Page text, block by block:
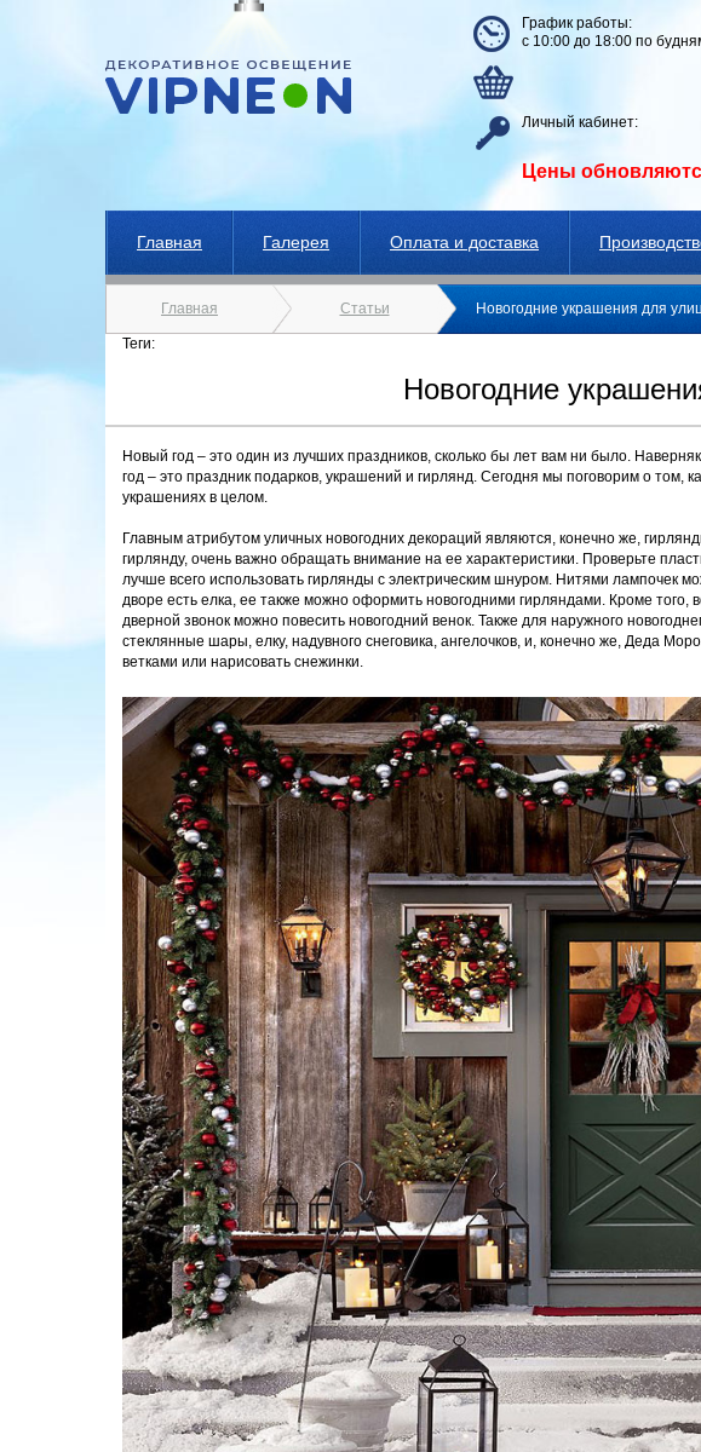
График работы:
с 10:00 до 18:00 по
Личный кабинет:
Цены
Главная Галерея Оплата и доставка
Главная Статьи Новогодние украшения для
Теги:
Новогодние
Новый год – это один из лучших праздников, сколько бы лет вам ни было.
год – это праздник подарков, украшений и гирлянд. Сегодня мы поговорим о том,
украшениях в целом.
Главным атрибутом уличных новогодних декораций являются, конечно же,
гирлянду, очень важно обращать внимание на ее характеристики. Проверьте
лучше всего использовать гирлянды с электрическим шнуром. Нитями лампочек
дворе есть елка, ее также можно оформить новогодними гирляндами. Кроме
дверной звонок можно повесить новогодний венок. Также для наружного
стеклянные шары, елку, надувного снеговика, ангелочков, и, конечно же, Деда
ветками или нарисовать снежинки.